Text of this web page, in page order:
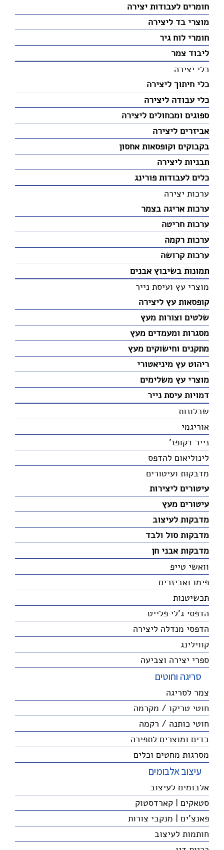
חומרים לעבודות יצירה
מוצרי בד ליצירה
חומרי לוח גיר
ליבוד צמר
כלי יצירה
כלי חיתוך ליצירה
כלי עבודה ליצירה
ספוגים ומכחולים ליצירה
אביזרים ליצירה
בקבוקים וקופסאות אחסון
תבניות ליצירה
כלים לעבודות פורינג
ערכות יצירה
ערכות אריגה בצמר
ערכות חריטה
ערכות רקמה
ערכות קרושה
תמונות בשיבוץ אבנים
מוצרי עץ ועיסת נייר
קופסאות עץ ליצירה
שלטים וצורות מעץ
מסגרות ומעמדים מעץ
מתקנים וחישוקים מעץ
ריהוט עץ מיניאטורי
מוצרי עץ משלימים
דמויות עיסת נייר
שבלונות
אוריגמי
נייר דקופז'
לינוליאום להדפס
מדבקות ועיטורים
עיטורים ליצירות
עיטורים מעץ
מדבקות לעיצוב
מדבקות סול ולבד
מדבקות אבני חן
וואשי טייפ
פימו ואביזרים
תכשיטנות
הדפסי ג'לי פלייט
הדפסי מנדלה ליצירה
קווילינג
ספרי יצירה וצביעה
סריגה וחוטים
צמר לסריגה
חוטי טריקו / מקרמה
חוטי כותנה / רקמה
בדים ומוצרים לתפירה
מסרגות מחטים וכלים
עיצוב אלבומים
אלבומים לעיצוב
סטאקים | קארדסטוק
פאנצ'ים | מנקבי צורות
חותמות לעיצוב